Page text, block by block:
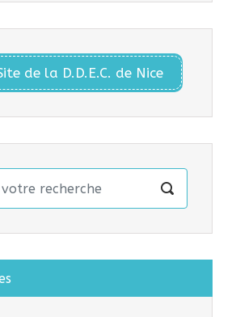
de la D.D.E.C. de Nice